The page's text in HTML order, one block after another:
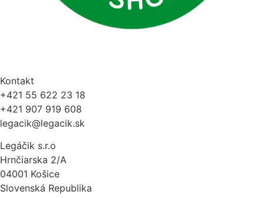
Kontakt
+421 55 622 23 18
+421 907 919 608
legacik@legacik.sk
Legáčik s.r.o
Hrnčiarska 2/A
04001 Košice
Slovenská Republika